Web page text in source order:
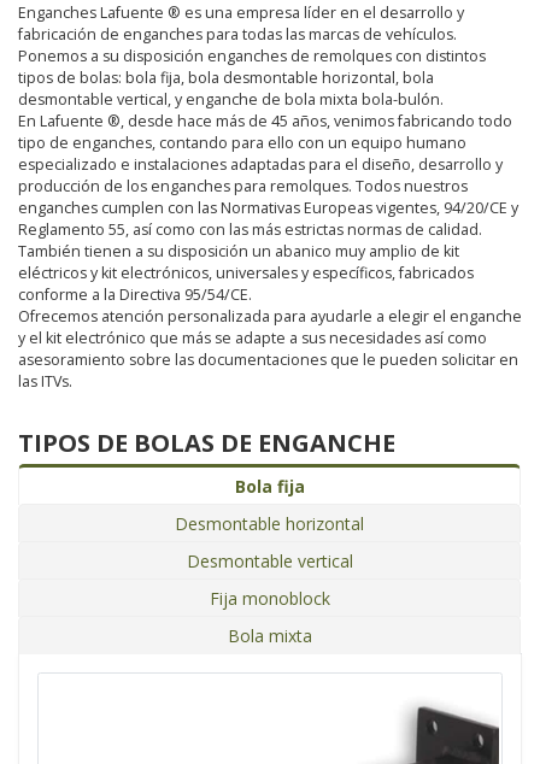
Enganches Lafuente ® es una empresa líder en el desarrollo y
fabricación de enganches para todas las marcas de vehículos.
Ponemos a su disposición enganches de remolques con distintos
tipos de bolas: bola fija, bola desmontable horizontal, bola
desmontable vertical, y enganche de bola mixta bola-bulón.
En Lafuente ®, desde hace más de 45 años, venimos fabricando todo
tipo de enganches, contando para ello con un equipo humano
especializado e instalaciones adaptadas para el diseño, desarrollo y
producción de los enganches para remolques. Todos nuestros
enganches cumplen con las Normativas Europeas vigentes, 94/20/CE y
Reglamento 55, así como con las más estrictas normas de calidad.
También tienen a su disposición un abanico muy amplio de kit
eléctricos y kit electrónicos, universales y específicos, fabricados
conforme a la Directiva 95/54/CE.
Ofrecemos atención personalizada para ayudarle a elegir el enganche
y el kit electrónico que más se adapte a sus necesidades así como
asesoramiento sobre las documentaciones que le pueden solicitar en
las ITVs.
TIPOS DE BOLAS DE ENGANCHE
Bola fija
Desmontable horizontal
Desmontable vertical
Fija monoblock
Bola mixta